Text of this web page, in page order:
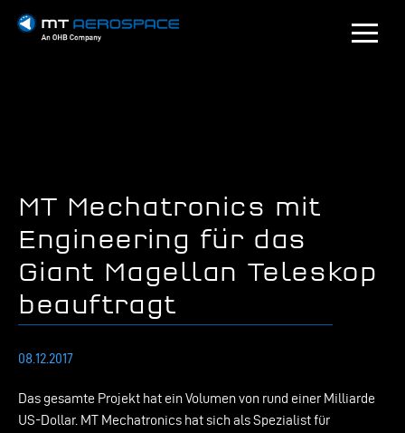
MT Mechatronics mit
Engineering für das
Giant Magellan Teleskop
beauftragt
08.12.2017
Das gesamte Projekt hat ein Volumen von rund einer Milliarde
US-Dollar. MT Mechatronics hat sich als Spezialist für